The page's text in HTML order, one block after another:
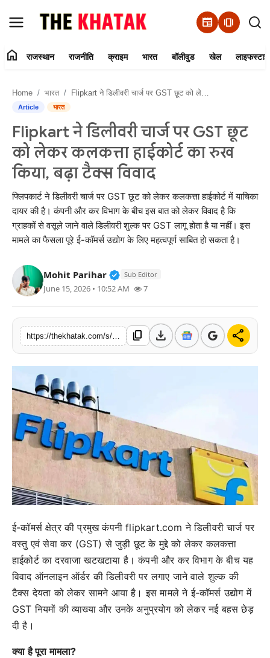
newspaper amp_stories
Contact Us
राजस्थान
राजनीति
क्राइम
भारत
खेल
लाइफस्टाइल
अंतर्राष्ट्रीय
home राजस्थान राजनीति क्राइम भारत बॉलीवुड खेल
Home भारत Flipkart ने डिलीवरी चार्ज पर GST छूट को लेकर कलकत्ता हाईकोर्ट का रुख किया, बढ़ा टैक्स विवाद
Article भारत
Flipkart ने डिलीवरी चार्ज पर GST छूट
को लेकर कलकत्ता हाईकोर्ट का रुख
किया, बढ़ा टैक्स विवाद
फ्लिपकार्ट ने डिलीवरी चार्ज पर GST छूट को लेकर कलकत्ता हाईकोर्ट में याचिका
दायर की है। कंपनी और कर विभाग के बीच इस बात को लेकर विवाद है कि
ग्राहकों से वसूले जाने वाले डिलीवरी शुल्क पर GST लागू होता है या नहीं। इस
मामले का फैसला पूरे ई-कॉमर्स उद्योग के लिए महत्वपूर्ण साबित हो सकता है।
Mohit Parihar Verified Public Figure • 11 Jun,
Sub Editor
June 15, 2026 • 10:52 AM 7
content_copy download share
ई-कॉमर्स क्षेत्र की प्रमुख कंपनी flipkart.com ने डिलीवरी चार्ज पर
वस्तु एवं सेवा कर (GST) से जुड़ी छूट के मुद्दे को लेकर कलकत्ता
हाईकोर्ट का दरवाजा खटखटाया है। कंपनी और कर विभाग के बीच यह
विवाद ऑनलाइन ऑर्डर की डिलीवरी पर लगाए जाने वाले शुल्क की
टैक्स देयता को लेकर सामने आया है। इस मामले ने ई-कॉमर्स उद्योग में
GST नियमों की व्याख्या और उनके अनुप्रयोग को लेकर नई बहस छेड़
दी है।
क्या है पूरा मामला?